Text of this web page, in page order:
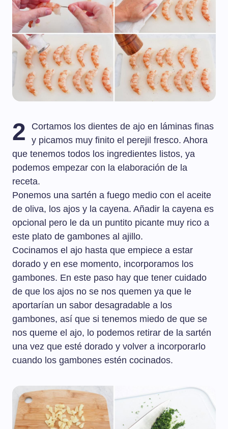
2
Cortamos los dientes de ajo en láminas finas
y picamos muy finito el perejil fresco. Ahora
que tenemos todos los ingredientes listos, ya
podemos empezar con la elaboración de la
receta.
Ponemos una sartén a fuego medio con el aceite
de oliva, los ajos y la cayena. Añadir la cayena es
opcional pero le da un puntito picante muy rico a
este plato de gambones al ajillo.
Cocinamos el ajo hasta que empiece a estar
dorado y en ese momento, incorporamos los
gambones. En este paso hay que tener cuidado
de que los ajos no se nos quemen ya que le
aportarían un sabor desagradable a los
gambones, así que si tenemos miedo de que se
nos queme el ajo, lo podemos retirar de la sartén
una vez que esté dorado y volver a incorporarlo
cuando los gambones estén cocinados.